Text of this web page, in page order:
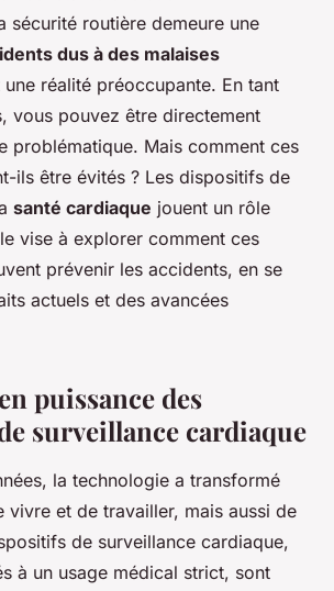
sécurité routière demeure une
dus à des malaises
une réalité préoccupante. En tant
vous pouvez être directement
problématique. Mais comment ces
ils être évités ? Les dispositifs de
santé cardiaque jouent un rôle
vise à explorer comment ces
prévenir les accidents, en se
actuels et des avancées
puissance des
surveillance cardiaque
la technologie a transformé
vivre et de travailler, mais aussi de
de surveillance cardiaque,
à un usage médical strict, sont